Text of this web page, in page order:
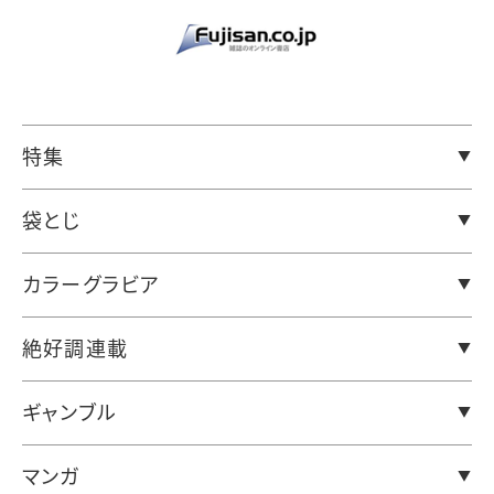
特集
袋とじ
カラーグラビア
絶好調連載
ギャンブル
マンガ